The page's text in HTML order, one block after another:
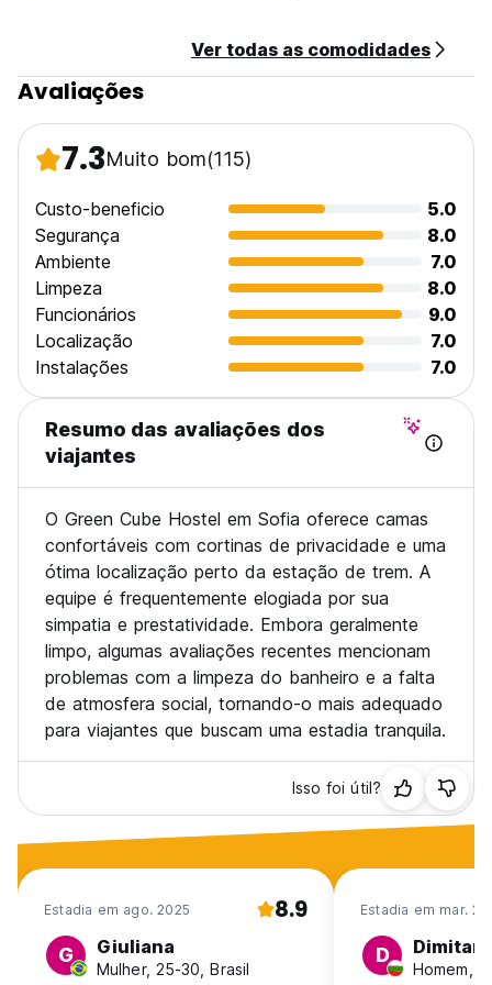
Recepção 24 horas.
Sem toque de recolher (Auto-translated from original
Ver todas as comodidades
Avaliações
7.3Muito bom(115)
Custo-beneficio
5.0
Segurança
8.0
Ambiente
7.0
Limpeza
8.0
Funcionários
9.0
Localização
7.0
Instalações
7.0
Resumo das avaliações dos
viajantes
O Green Cube Hostel em Sofia oferece camas
confortáveis com cortinas de privacidade e uma
ótima localização perto da estação de trem. A
equipe é frequentemente elogiada por sua
simpatia e prestatividade. Embora geralmente
limpo, algumas avaliações recentes mencionam
problemas com a limpeza do banheiro e a falta
de atmosfera social, tornando-o mais adequado
para viajantes que buscam uma estadia tranquila.
Isso foi útil?
Estadia em ago. 2025 8.9
G Giuliana
Mulher, 25-30, Brasil
Estadia em mar.
D Dimitar
Homem,